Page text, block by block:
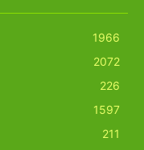
1966
2072
226
1597
211